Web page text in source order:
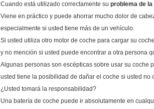
Cuando está utilizado correctamente su problema de
Viene en práctico y puede ahorrar mucho dolor de
especialmente si usted tiene más de un vehículo.
Si usted utiliza otro motor de coche para cargar su
y no mención si usted puede encontrar a otra persona
Algunas personas son escépticas sobre usar su coche
usted tiene la posibilidad de dañar el coche si usted no
¿Usted tomará la responsabilidad?
Una batería de coche puede ir absolutamente en